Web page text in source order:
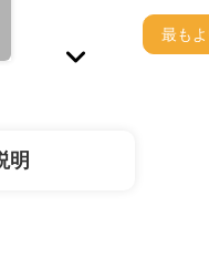
最も
明